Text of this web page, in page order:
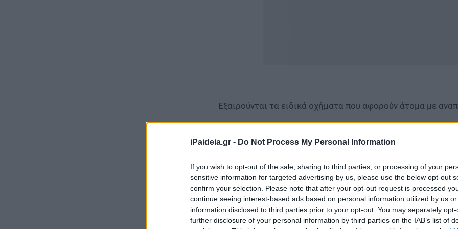
iPaideia.gr - Do Not Process My Personal Information
If you wish to opt-out of the sale, sharing to third parties, or processing of your
sensitive information for targeted advertising by us, please use the below opt-out
confirm your selection. Please note that after your opt-out request is processed
continue seeing interest-based ads based on personal information utilized by us
information disclosed to third parties prior to your opt-out. You may separately
further disclosure of your personal information by third parties on the IAB’s list of
Εξαιρούνται τα ειδικά οχήματα που αφορούν άτομα με
Η ρύθμιση προβλέπει επίσης υποχρεωτική ασφάλιση
ηλεκτρικών πατινιών.
Παράλληλα, οι οδηγοί θα πρέπει, όταν κυκλοφορούν, να
αποδεικτικό ασφάλισης.
Πρόστιμο 350 ευρώ για κυκλοφορία σε δρόμους